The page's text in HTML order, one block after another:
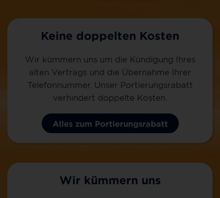
Keine doppelten Kosten
Wir kümmern uns um die Kündigung Ihres
alten Vertrags und die Übernahme Ihrer
Telefonnummer. Unser Portierungsrabatt
verhindert doppelte Kosten.
Alles zum Portierungsrabatt
Wir kümmern uns